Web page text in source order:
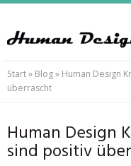
content
Start» Blog» Human Design
überrascht
Human Design
sind positiv